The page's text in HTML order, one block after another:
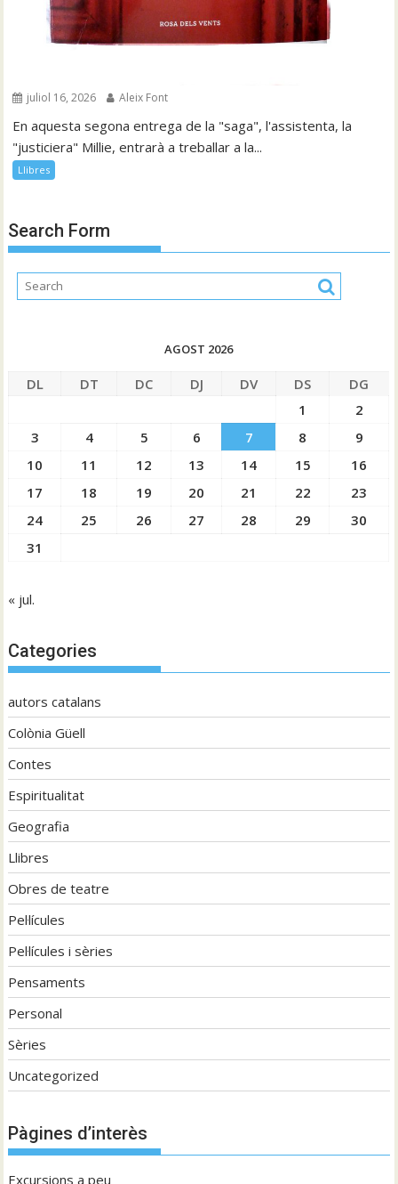
juliol 16, 2026 Aleix Font
En aquesta segona entrega de la "saga", l'assistenta, la
"justiciera" Millie, entrarà a treballar a la...
Llibres
Search Form
AGOST 2026
DL DT DC DJ DV DS
DG
1
2
3
4 5 6 7 8
9
10
11 12 13 14 15
16
17
18 19 20 21 22
23
24
25 26 27 28 29
30
31
« jul.
Categories
autors catalans
Colònia Güell
Contes
Espiritualitat
Geografia
Llibres
Obres de teatre
Pel·lícules
Pel·lícules i sèries
Pensaments
Personal
Sèries
Uncategorized
Pàgines d’interès
Excursions a peu